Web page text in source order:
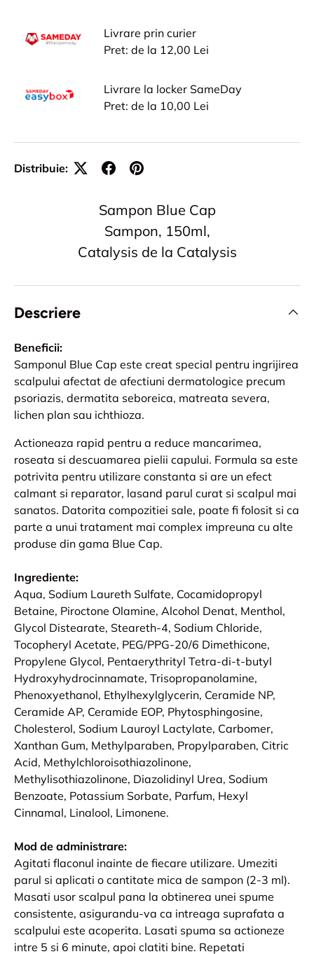
Livrare prin curier
Pret: de la 12,00 Lei
Livrare la locker SameDay
Pret: de la 10,00 Lei
Distribuie:
Sampon Blue Cap
Sampon, 150ml,
Catalysis de la Catalysis
Descriere
Beneficii:
Samponul Blue Cap este creat special pentru ingrijirea
scalpului afectat de afectiuni dermatologice precum
psoriazis, dermatita seboreica, matreata severa,
lichen plan sau ichthioza.
Actioneaza rapid pentru a reduce mancarimea,
roseata si descuamarea pielii capului. Formula sa este
potrivita pentru utilizare constanta si are un efect
calmant si reparator, lasand parul curat si scalpul mai
sanatos. Datorita compozitiei sale, poate fi folosit si ca
parte a unui tratament mai complex impreuna cu alte
produse din gama Blue Cap.
Ingrediente:
Aqua, Sodium Laureth Sulfate, Cocamidopropyl
Betaine, Piroctone Olamine, Alcohol Denat, Menthol,
Glycol Distearate, Steareth-4, Sodium Chloride,
Tocopheryl Acetate, PEG/PPG-20/6 Dimethicone,
Propylene Glycol, Pentaerythrityl Tetra-di-t-butyl
Hydroxyhydrocinnamate, Trisopropanolamine,
Phenoxyethanol, Ethylhexylglycerin, Ceramide NP,
Ceramide AP, Ceramide EOP, Phytosphingosine,
Cholesterol, Sodium Lauroyl Lactylate, Carbomer,
Xanthan Gum, Methylparaben, Propylparaben, Citric
Acid, Methylchloroisothiazolinone,
Methylisothiazolinone, Diazolidinyl Urea, Sodium
Benzoate, Potassium Sorbate, Parfum, Hexyl
Cinnamal, Linalool, Limonene.
Mod de administrare:
Agitati flaconul inainte de fiecare utilizare. Umeziti
parul si aplicati o cantitate mica de sampon (2-3 ml).
Masati usor scalpul pana la obtinerea unei spume
consistente, asigurandu-va ca intreaga suprafata a
scalpului este acoperita. Lasati spuma sa actioneze
intre 5 si 6 minute, apoi clatiti bine. Repetati